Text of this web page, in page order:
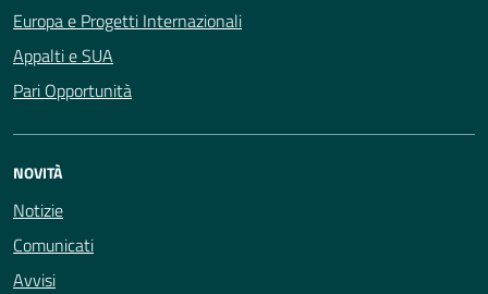
Europa e Progetti Internazionali
Appalti e SUA
Pari Opportunità
NOVITÀ
Notizie
Comunicati
Avvisi